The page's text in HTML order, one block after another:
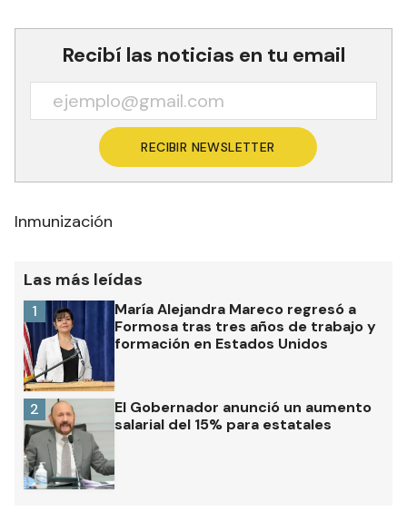
Recibí las noticias en tu email
RECIBIR NEWSLETTER
Inmunización
Las más leídas
María Alejandra Mareco regresó a
Formosa tras tres años de trabajo y
formación en Estados Unidos
1
El Gobernador anunció un aumento
salarial del 15% para estatales
2